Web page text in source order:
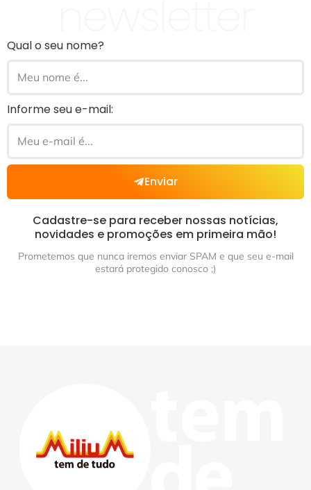
Qual o seu nome?
Informe seu e-mail:
Enviar
Cadastre-se para receber nossas notícias,
novidades e promoções em primeira mão!
Prometemos que nunca iremos enviar SPAM e que seu e-mail
estará protegido conosco ;)